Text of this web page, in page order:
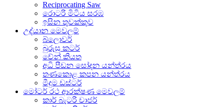
Reciprocating Saw
රොටරි මිටිය සරඹ
ඉසින තුවක්කුව
උද්යාන මෙවලම්
බ්ලොවර්
බුරුසු කටර්
චේන් කියත
අධි පීඩන සෝදන යන්ත්රය
තණකොළ කපන යන්ත්රය
මීදුම ඩස්ටර්
මෝටර් රථ ආරක්ෂණ මෙවලම්
කාර් බැටරි චාජර්